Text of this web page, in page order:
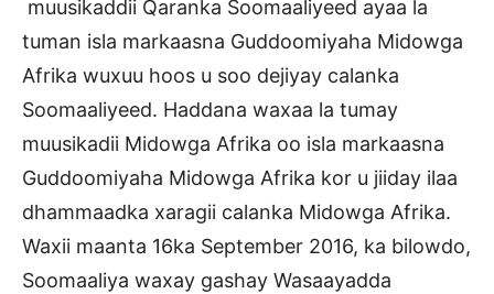
muusikaddii Qaranka Soomaaliyeed ayaa la
tuman isla markaasna Guddoomiyaha Midowga
Afrika wuxuu hoos u soo dejiyay calanka
Soomaaliyeed. Haddana waxaa la tumay
muusikadii Midowga Afrika oo isla markaasna
Guddoomiyaha Midowga Afrika kor u jiiday ilaa
dhammaadka xaragii calanka Midowga Afrika.
Waxii maanta 16ka September 2016, ka bilowdo,
Soomaaliya waxay gashay Wasaayadda